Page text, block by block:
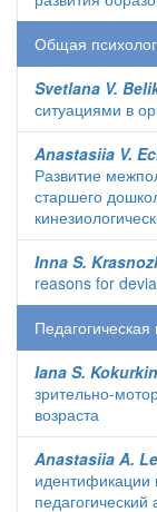
Общая
Svetlana V.
ситуациями в
Anastasiia V.
Развитие
старшего
Inna S.
reasons for
Iana S.
зрительно-
возраста
Anastasiia A.
идентификации